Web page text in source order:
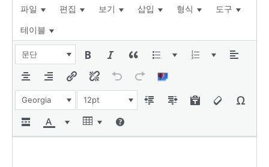
파일 편집 보기 삽입 형식 도구
테이블
문단
Georgia 12pt